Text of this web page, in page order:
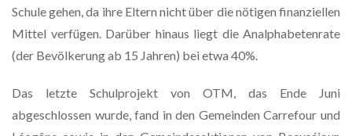
Schule gehen, da ihre Eltern nicht über die nötigen finanziellen
Mittel verfügen. Darüber hinaus liegt die Analphabetenrate
(der Bevölkerung ab 15 Jahren) bei etwa 40%.
Das letzte Schulprojekt von OTM, das Ende Juni
abgeschlossen wurde, fand in den Gemeinden Carrefour und